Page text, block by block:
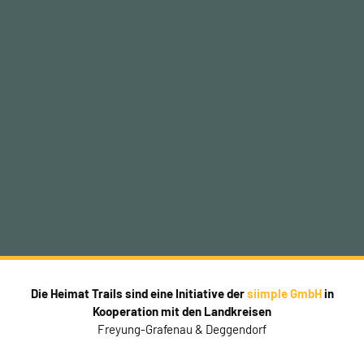
Die Heimat Trails sind eine Initiative dersiimple GmbHin
Kooperation mit den Landkreisen
Freyung-Grafenau & Deggendorf